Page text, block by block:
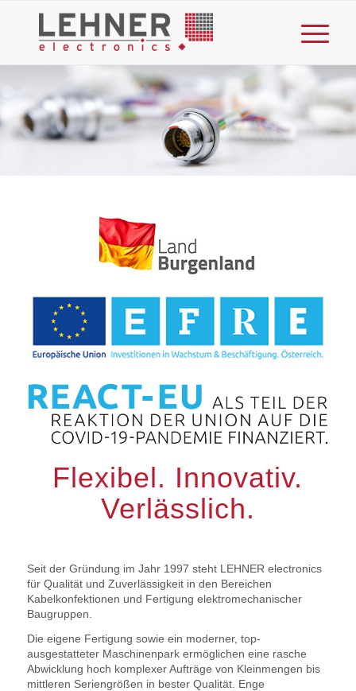
Flexibel. Innovativ.
Verlässlich.
Seit der Gründung im Jahr 1997 steht LEHNER electronics
für Qualität und Zuverlässigkeit in den Bereichen
Kabelkonfektionen und Fertigung elektromechanischer
Baugruppen.
Die eigene Fertigung sowie ein moderner, top-
ausgestatteter Maschinenpark ermöglichen eine rasche
Abwicklung hoch komplexer Aufträge von Kleinmengen bis
mittleren Seriengrößen in bester Qualität. Enge